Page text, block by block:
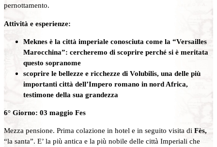
pernottamento.
Attività e esperienze:
Meknes è la città imperiale conosciuta come la “Versailles
Marocchina”: cercheremo di scoprire perché si è meritata
questo sopranome
scoprire le bellezze e ricchezze di Volubilis, una delle più
importanti città dell’Impero romano in nord Africa,
testimone della sua grandezza
6° Giorno: 03 maggio Fes
Mezza pensione. Prima colazione in hotel e in seguito visita di Fès,
“la santa”. E’ la più antica e la più nobile delle città Imperiali che